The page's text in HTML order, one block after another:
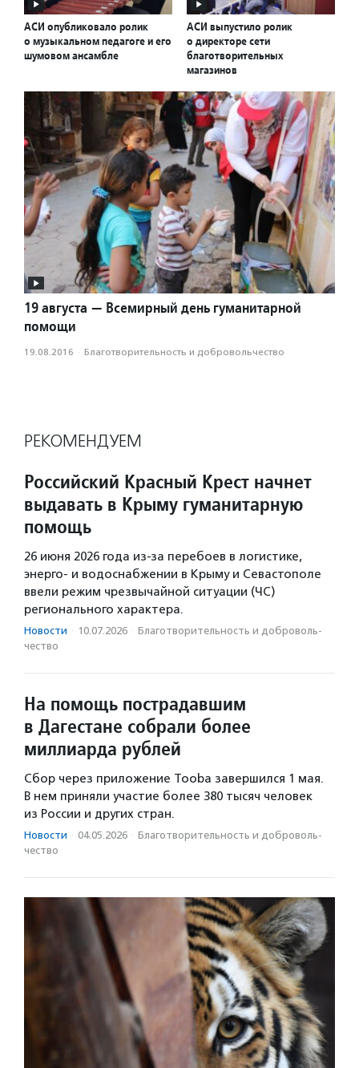
АСИ опубликовало ролик
о музыкальном педагоге и его
шумовом ансамбле
АСИ выпустило ролик
о директоре сети
благотворительных
магазинов
19 августа — Всемирный день гуманитарной
помощи
19.08.2016 · Благотвори­тель­ность и доброволь­чест­во
РЕКОМЕНДУЕМ
Российский Красный Крест начнет
выдавать в Крыму гуманитарную
помощь
26 июня 2026 года из-за перебоев в логистике,
энерго- и водоснабжении в Крыму и Севастополе
ввели режим чрезвычайной ситуации (ЧС)
регионального характера.
Новости · 10.07.2026 · Благотвори­тель­ность и доброволь­
чест­во
На помощь пострадавшим
в Дагестане собрали более
миллиарда рублей
Сбор через приложение Tooba завершился 1 мая.
В нем приняли участие более 380 тысяч человек
из России и других стран.
Новости · 04.05.2026 · Благотвори­тель­ность и доброволь­
чест­во